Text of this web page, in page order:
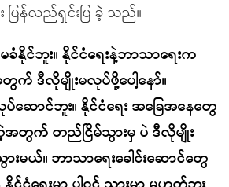
ပြန်လည်ရှင်းပြ ခဲ့ သည်။
င်ဘူး။ နိုင်ငံရေးနဲ့ဘာသာရေးက
ဒီလိုမျိုးမလုပ်ဖို့ပေါ့နော်။
ပ်ဆောင်ဘူး။ နိုင်ငံရေး အခြေအနေတွေ
အတွက် တည်ငြိမ်သွားမှ ပဲ ဒီလိုမျိုး
ယ်။ ဘာသာရေးခေါင်းဆောင်တွေ